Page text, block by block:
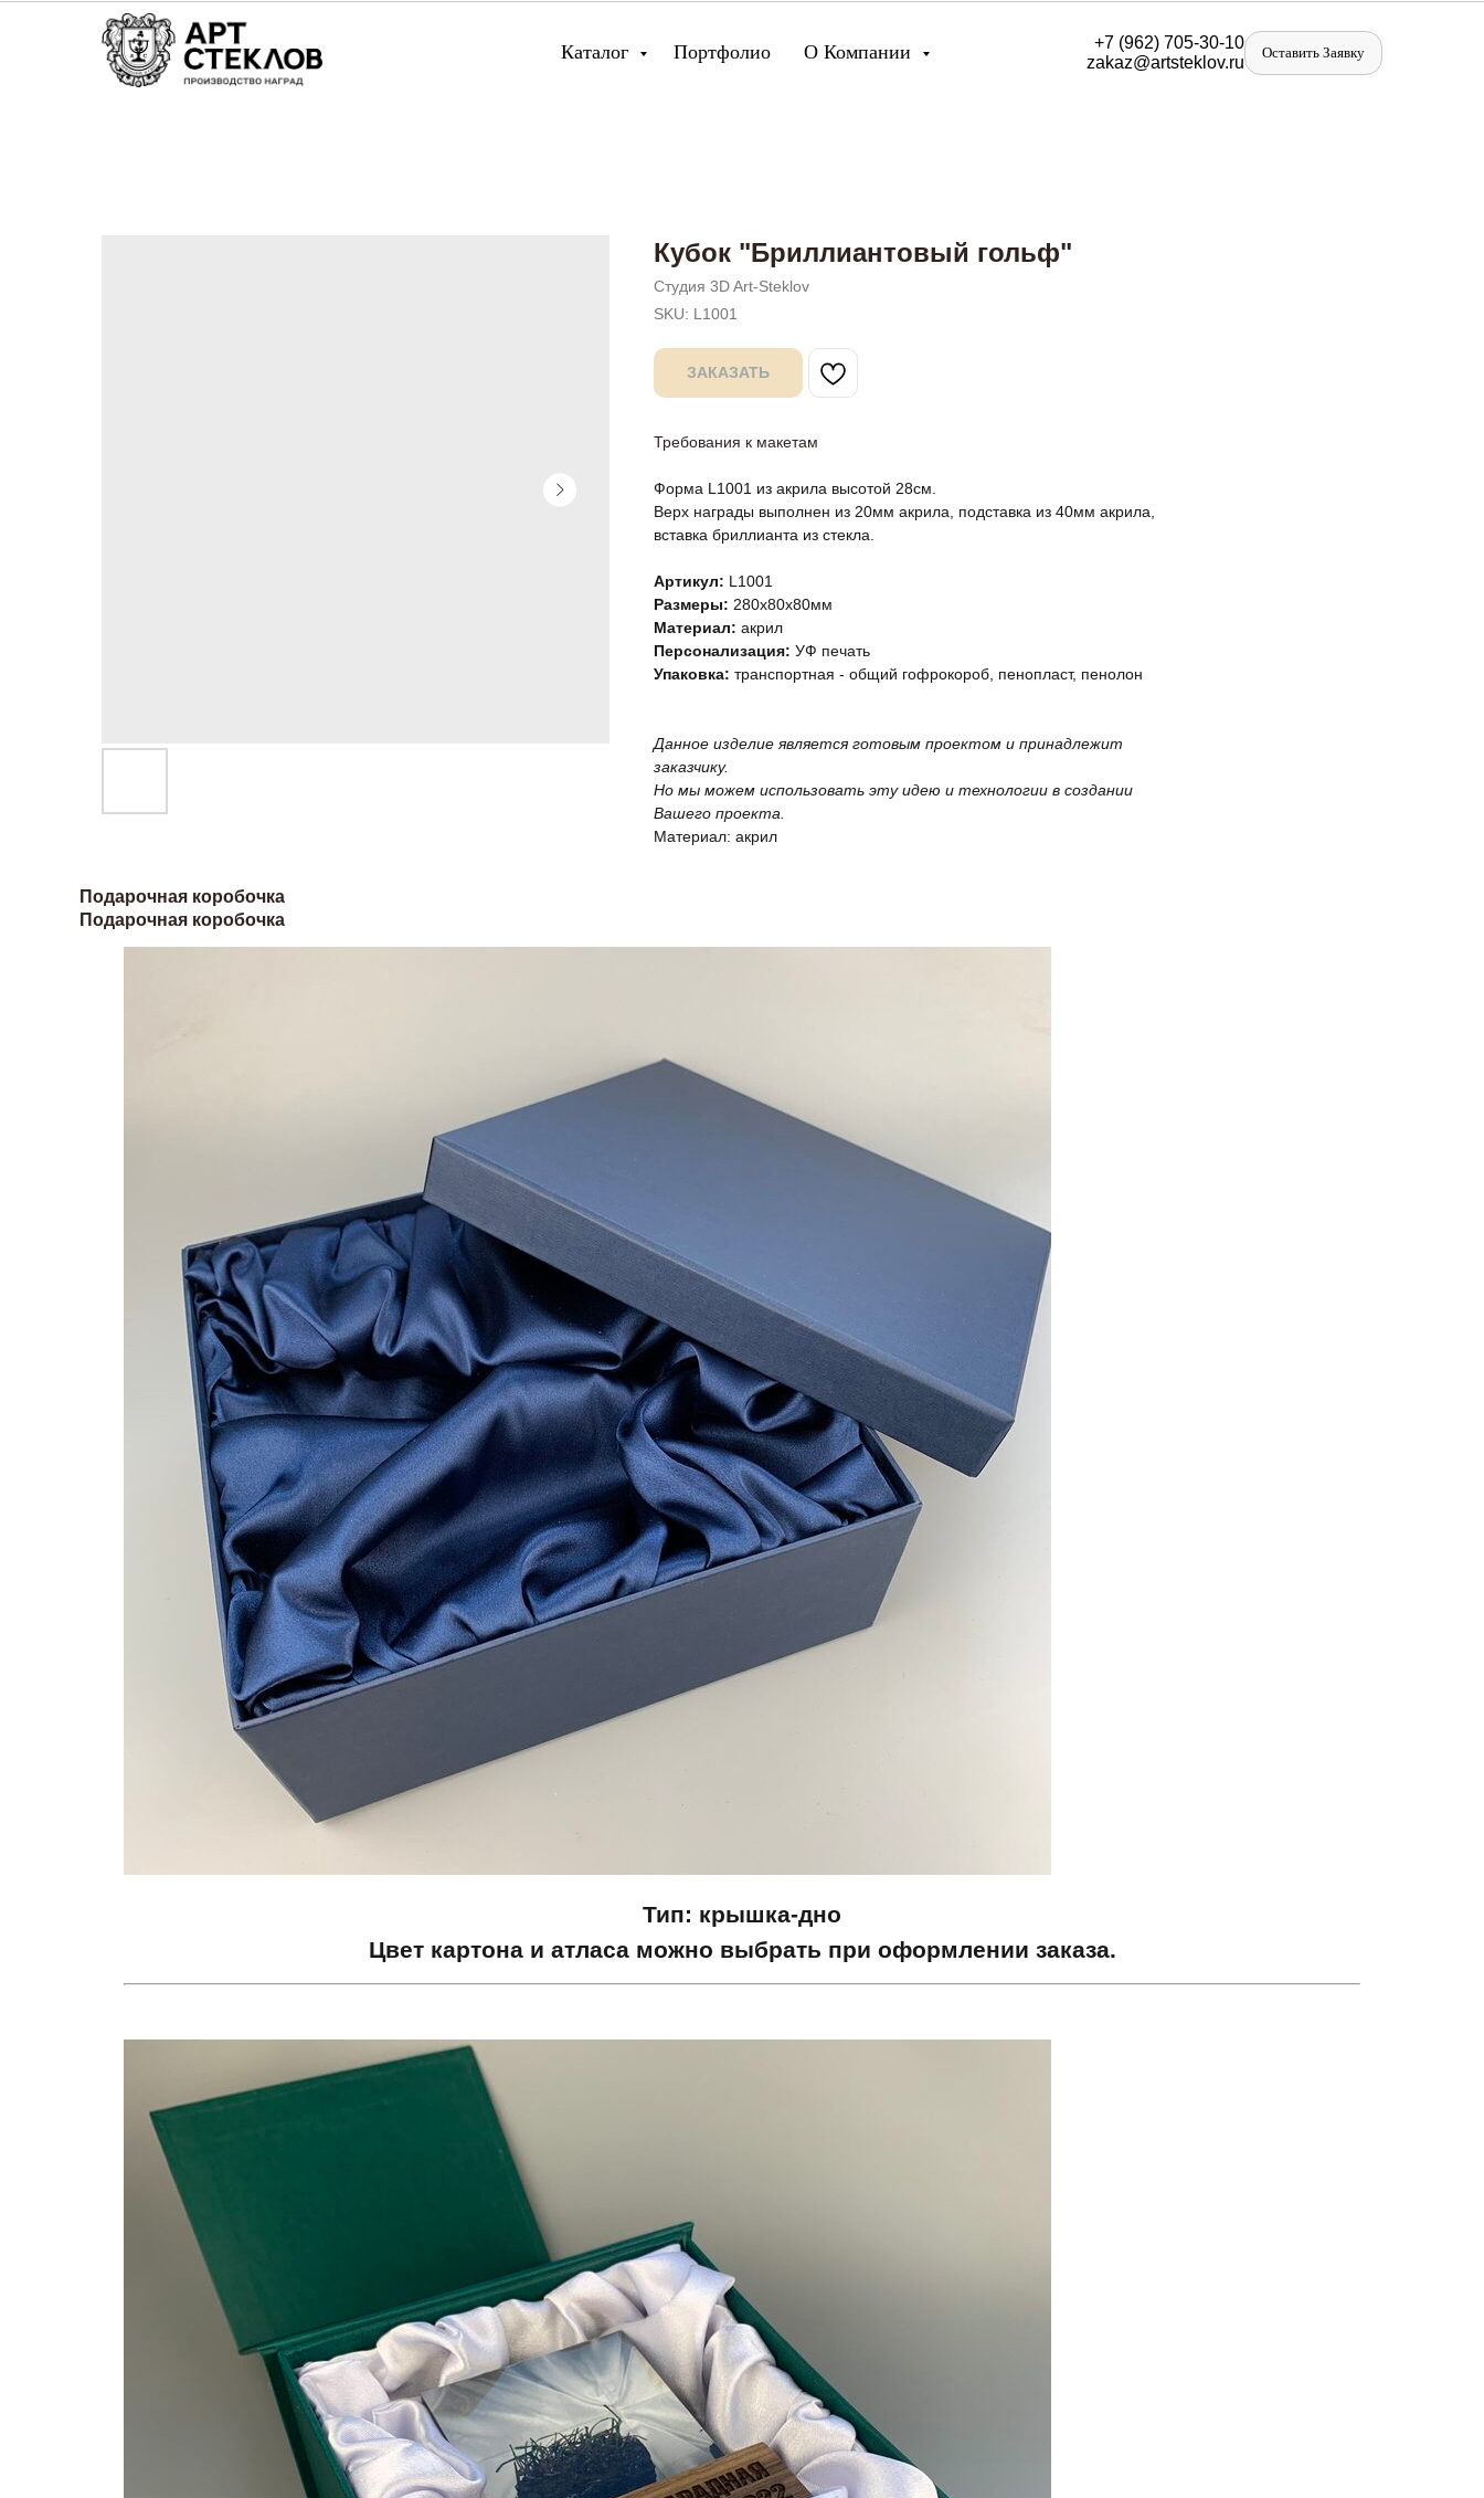
Каталог Портфолио О Компании +7 (962) 705-30-10
zakaz@artsteklov.ru
Оставить Заявку
Кубок "Бриллиантовый гольф"
Студия 3D Art-Steklov
SKU: L1001
ЗАКАЗАТЬ
Требования к макетам
Форма L1001 из акрила высотой 28см.
Верх награды выполнен из 20мм акрила, подставка из 40мм акрила,
вставка бриллианта из стекла.
Артикул: L1001
Размеры: 280х80х80мм
Материал: акрил
Персонализация: УФ печать
Упаковка: транспортная - общий гофрокороб, пенопласт, пенолон
Данное изделие является готовым проектом и принадлежит
заказчику.
Но мы можем использовать эту идею и технологии в создании
Вашего проекта.
Материал: акрил
Подарочная коробочка
Подарочная коробочка
Тип: крышка-дно
Цвет картона и атласа можно выбрать при оформлении заказа.